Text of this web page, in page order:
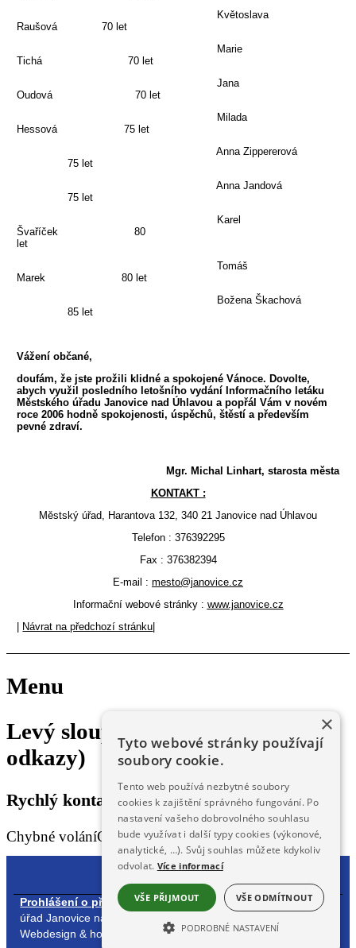
Květoslava
Raušová 70 let
Marie
Tichá 70 let
Jana
Oudová 70 let
Milada
Hessová 75 let
Anna Zippererová
75 let
Anna Jandová
75 let
Karel
Švaříček 80
let
Tomáš
Marek 80 let
Božena Škachová
85 let
Vážení občané,
doufám, že jste prožili klidné a spokojené Vánoce. Dovolte,
abych využil posledního letošního vydání Informačního letáku
Městského úřadu Janovice nad Úhlavou a popřál Vám v novém
roce 2006 hodně spokojenosti, úspěchů, štěstí a především
pevné zdraví.
Mgr. Michal Linhart, starosta města
KONTAKT :
Městský úřad, Harantova 132, 340 21 Janovice nad Úhlavou
Telefon : 376392295
Fax : 376382394
E-mail : mesto@janovice.cz
Informační webové stránky : www.janovice.cz
| Návrat na předchozí stránku|
Menu
Levý sloupec (rychlý kontakt,
odkazy)
Rychlý kontakt, odkazy
Chybné voláníChybné volání
Prohlášení o přístupnosti| Obsah stránek spravuje: Městský
úřad Janovice nad Úhlavou,
Webdesign & hosting :
ŠumavaNet.CZ
×
Tyto webové stránky používají
soubory cookie.
Tento web používá nezbytné soubory
cookies k zajištění správného fungování. Po
nastavení vašeho dobrovolného souhlasu
bude využívat i další typy cookies (výkonové,
analytické, …). Svůj souhlas můžete kdykoliv
odvolat. Více informací
VŠE PŘIJMOUT VŠE ODMÍTNOUT
PODROBNÉ NASTAVENÍ